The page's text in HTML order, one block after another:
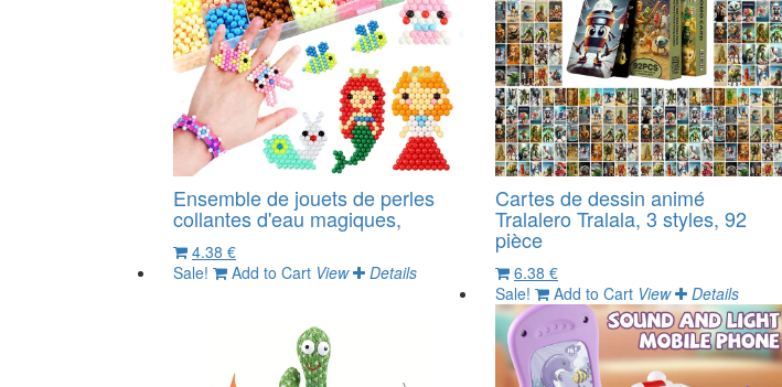
Ensemble de jouets de perles
collantes d'eau magiques,
4.38 €
Cartes de dessin animé
Tralalero Tralala, 3 styles, 92
pièce
6.38 €
Sale!
Add to Cart View Details
Sale! Add to Cart View Details